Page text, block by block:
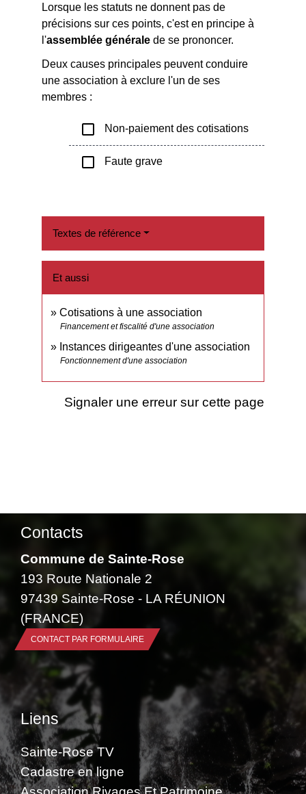
Lorsque les statuts ne donnent pas de
précisions sur ces points, c'est en principe à
l'assemblée générale de se prononcer.
Deux causes principales peuvent conduire
une association à exclure l'un de ses
membres :
check_box_outline_blank Non-paiement des cotisations
check_box_outline_blank Faute grave
Textes de référence
Et aussi
Cotisations à une association
Financement et fiscalité d'une association
Instances dirigeantes d'une association
Fonctionnement d'une association
Signaler une erreur sur cette page
Contacts
Commune de Sainte-Rose
193 Route Nationale 2
97439 Sainte-Rose - LA RÉUNION
(FRANCE)
CONTACT PAR FORMULAIRE
Liens
Sainte-Rose TV
Cadastre en ligne